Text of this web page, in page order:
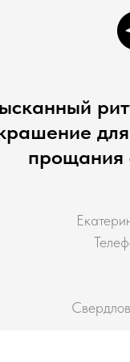
прощания